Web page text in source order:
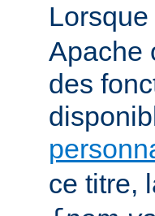
Lorsque
Apache
des
ce titre,